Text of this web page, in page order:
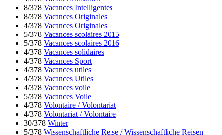
8/378 Vacances Intelligentes
8/378 Vacances Originales
4/378 Vacances Originales
5/378 Vacances scolaires 2015
5/378 Vacances scolaires 2016
4/378 Vacances solidaires
4/378 Vacances Sport
4/378 Vacances utiles
4/378 Vacances Utiles
4/378 Vacances voile
5/378 Vacances Voile
4/378 Volontaire / Volontariat
4/378 Volontariat / Volontaire
30/378 Winter
5/378 Wissenschaftliche Reise / Wissenschaftliche Reisen